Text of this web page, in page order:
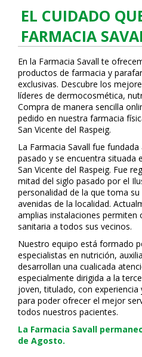
EL CUIDADO
FARMACIA
En la Farmacia Savall te
productos de farmacia y
exclusivas. Descubre los
líderes de dermocosmética,
Compra de manera sencilla
pedido en nuestra farmacia
San Vicente del Raspeig.
La Farmacia Savall fue
pasado y se encuentra situada
San Vicente del Raspeig. Fue
mitad del siglo pasado por el
personalidad de la que toma
avenidas de la localidad.
amplias instalaciones
sanitaria a todos sus vecinos.
Nuestro equipo está formado
especialistas en nutrición,
desarrollan una cualificada
especialmente dirigida a la
joven, titulado, con
para poder ofrecer el mejor
todos nuestros pacientes.
La Farmacia Savall
de Agosto.